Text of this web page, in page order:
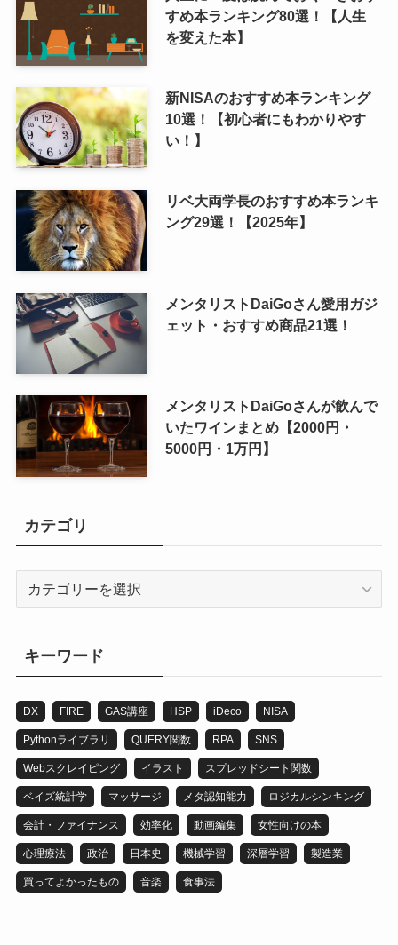
すめ本ランキング80選！【人生
を変えた本】
新NISAのおすすめ本ランキング
10選！【初心者にもわかりやす
い！】
リベ大両学長のおすすめ本ランキ
ング29選！【2025年】
メンタリストDaiGoさん愛用ガジ
ェット・おすすめ商品21選！
メンタリストDaiGoさんが飲んで
いたワインまとめ【2000円・
5000円・1万円】
カテゴリ
カ
テ
キーワード
DX FIRE GAS講座 HSP iDeco NISA
Pythonライブラリ QUERY関数 RPA SNS
Webスクレイピング イラスト スプレッドシート関数
ベイズ統計学 マッサージ メタ認知能力 ロジカルシンキング
会計・ファイナンス 効率化 動画編集 女性向けの本
心理療法 政治 日本史 機械学習 深層学習 製造業
買ってよかったもの 音楽 食事法